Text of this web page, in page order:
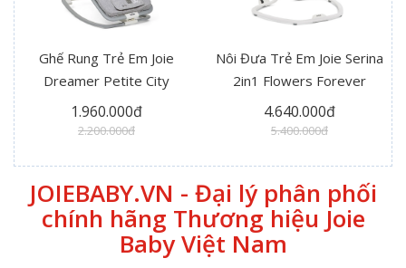
Ghế Rung Trẻ Em Joie
Dreamer Petite City
1.960.000đ
2.200.000đ
Nôi Đưa Trẻ Em Joie Serina
2in1 Flowers Forever
4.640.000đ
5.400.000đ
JOIEBABY.VN - Đại lý phân phối
chính hãng Thương hiệu Joie
Baby Việt Nam